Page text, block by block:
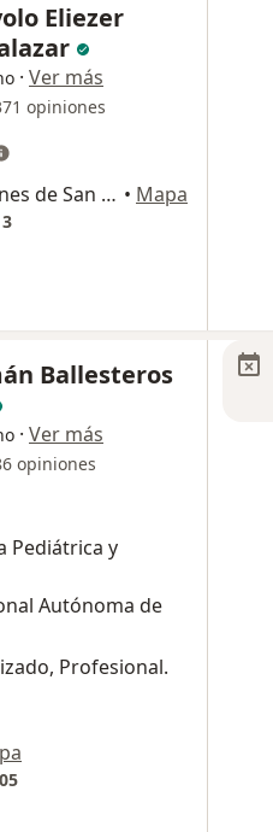
Eliezer
· Ver más
opiniones
Boulevard 14 Sur 4302, Jardines de San Manuel, Puebla • Mapa
Ballesteros
· Ver más
opiniones
Pediátrica y
Autónoma de
Profesional.